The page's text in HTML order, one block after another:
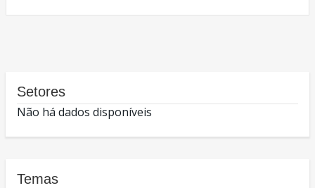
Setores
Não há dados disponíveis
Temas